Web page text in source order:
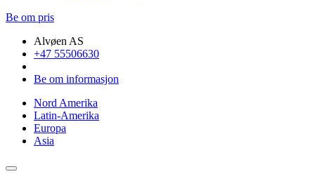
Be om pris
Alvøen AS
+47 55506630
Be om informasjon
Nord Amerika
Latin-Amerika
Europa
Asia